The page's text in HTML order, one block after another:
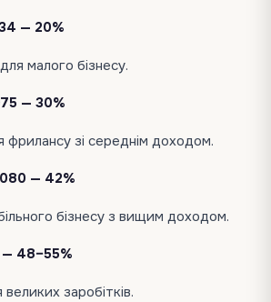
— 20%
малого бізнесу.
— 30%
зі середнім доходом.
— 42%
бізнесу з вищим доходом.
48–55%
заробітків.